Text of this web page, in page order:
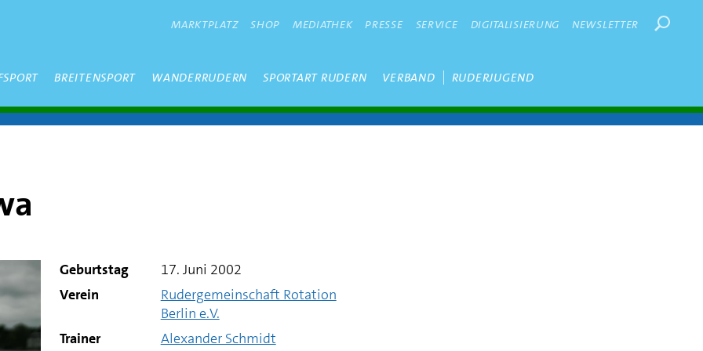
METANAVIGATION
MARKTPLATZ SHOP MEDIATHEK PRESSE SERVICE DIGITALISIERUNG NEWSLETTER
BREITENSPORT WANDERRUDERN SPORTART RUDERN VERBAND RUDERJUGEND
Geburtstag
17. Juni 2002
Verein
Rudergemeinschaft Rotation
Berlin e.V.
Trainer
Alexander Schmidt